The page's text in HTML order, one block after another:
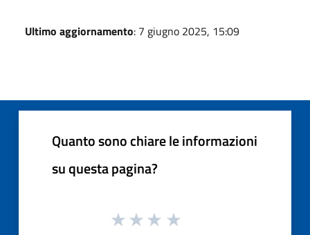
Ultimo aggiornamento: 7 giugno 2025, 15:09
Quanto sono chiare le informazioni
su questa pagina?